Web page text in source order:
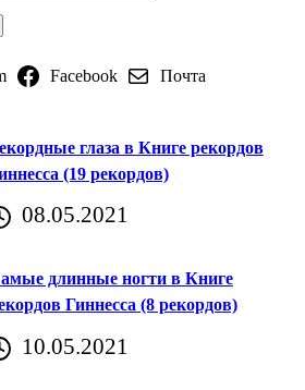
Facebook Почта
глаза в Книге рекордов
(19 рекордов)
08.05.2021
длинные ногти в Книге
Гиннесса (8 рекордов)
10.05.2021